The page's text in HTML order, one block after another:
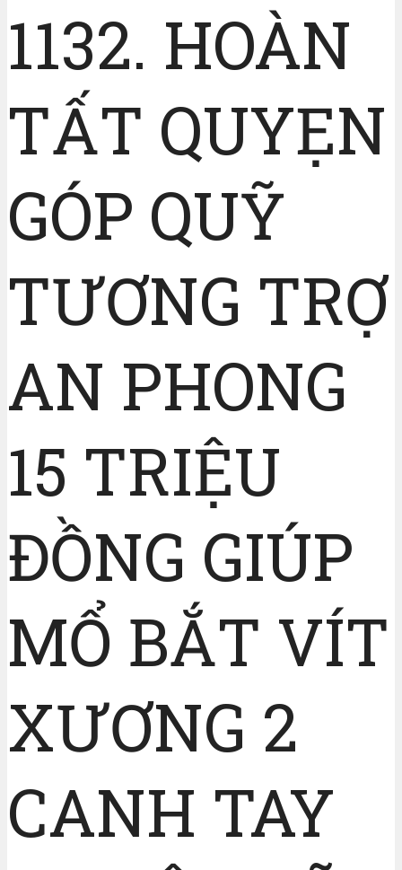
1132. HOÀN
TẤT QUYẸN
GÓP QUỸ
TƯƠNG TRỢ
AN PHONG
15 TRIỆU
ĐỒNG GIÚP
MỔ BẮT VÍT
XƯƠNG 2
CANH TAY